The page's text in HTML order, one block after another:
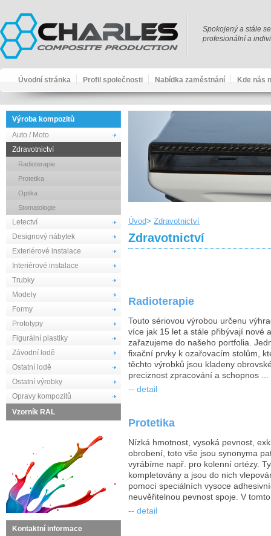
Spokojený a stále
profesionální a
Úvodní stránka Profil společnosti Nabídka zaměstnání Kde nás
Výroba kompozitů
Auto / Moto
Zdravotnictví
Radioterapie
Protetika
Optika
Stomatologie
Letectví
Designový nábytek
Exteriérové instalace
Interiérové instalace
Trubky
Modely
Formy
Prototypy
Figurální plastiky
Závodní lodě
Ostatní lodě
Ostatní výrobky
Opravy kompozitů
Vzorník RAL
Kontaktní informace
Úvod Zdravotnictví
Zdravotnictví
Radioterapie
Touto sériovou výrobou určenu
více jak 15 let a stále přibývají nové
zařazujeme do našeho portfolia.
fixační prvky k ozařovacím stolům,
těchto výrobků jsou kladeny
preciznost zpracování a schopnos ...
-- detail
Protetika
Nízká hmotnost, vysoká pevnost,
obrobení, toto vše jsou synonyma
vyrábíme např. pro kolenní ortézy.
kompletovány a jsou do nich
pomocí speciálních vysoce
neuvěřitelnou pevnost spoje. V
-- detail